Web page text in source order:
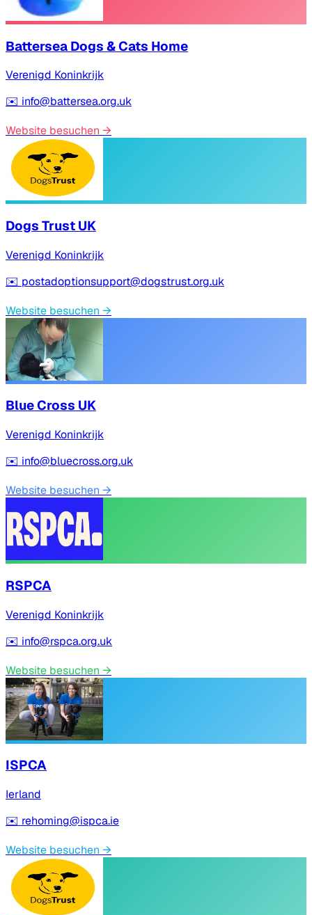
Battersea Dogs & Cats Home
Verenigd Koninkrijk
✉️ info@battersea.org.uk
Website besuchen →
Dogs Trust UK
Verenigd Koninkrijk
✉️ postadoptionsupport@dogstrust.org.uk
Website besuchen →
Blue Cross UK
Verenigd Koninkrijk
✉️ info@bluecross.org.uk
Website besuchen →
RSPCA
Verenigd Koninkrijk
✉️ info@rspca.org.uk
Website besuchen →
ISPCA
Ierland
✉️ rehoming@ispca.ie
Website besuchen →